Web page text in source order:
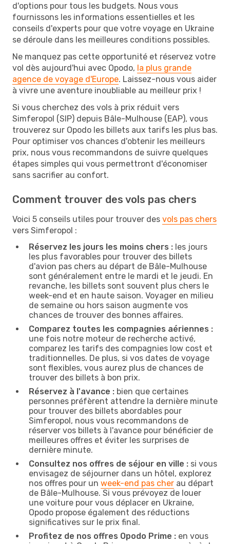
d'options pour tous les budgets. Nous vous
fournissons les informations essentielles et les
conseils d'experts pour que votre voyage en Ukraine
se déroule dans les meilleures conditions possibles.
Ne manquez pas cette opportunité et réservez votre
vol dès aujourd'hui avec Opodo, la plus grande
agence de voyage d'Europe. Laissez-nous vous aider
à vivre une aventure inoubliable au meilleur prix !
Si vous cherchez des vols à prix réduit vers
Simferopol (SIP) depuis Bâle-Mulhouse (EAP), vous
trouverez sur Opodo les billets aux tarifs les plus bas.
Pour optimiser vos chances d'obtenir les meilleurs
prix, nous vous recommandons de suivre quelques
étapes simples qui vous permettront d'économiser
sans sacrifier au confort.
Comment trouver des vols pas chers
Voici 5 conseils utiles pour trouver des vols pas chers
vers Simferopol :
Réservez les jours les moins chers : les jours
les plus favorables pour trouver des billets
d'avion pas chers au départ de Bâle-Mulhouse
sont généralement entre le mardi et le jeudi. En
revanche, les billets sont souvent plus chers le
week-end et en haute saison. Voyager en milieu
de semaine ou hors saison augmente vos
chances de trouver des bonnes affaires.
Comparez toutes les compagnies aériennes :
une fois notre moteur de recherche activé,
comparez les tarifs des compagnies low cost et
traditionnelles. De plus, si vos dates de voyage
sont flexibles, vous aurez plus de chances de
trouver des billets à bon prix.
Réservez à l'avance : bien que certaines
personnes préfèrent attendre la dernière minute
pour trouver des billets abordables pour
Simferopol, nous vous recommandons de
réserver vos billets à l'avance pour bénéficier de
meilleures offres et éviter les surprises de
dernière minute.
Consultez nos offres de séjour en ville : si vous
envisagez de séjourner dans un hôtel, explorez
nos offres pour un week-end pas cher au départ
de Bâle-Mulhouse. Si vous prévoyez de louer
une voiture pour vous déplacer en Ukraine,
Opodo propose également des réductions
significatives sur le prix final.
Profitez de nos offres Opodo Prime : en vous